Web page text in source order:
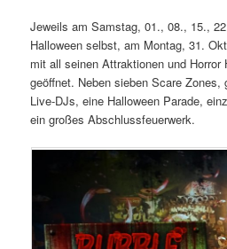
Jeweils am Samstag, 01., 08., 15.,
Halloween selbst, am Montag, 31.
mit all seinen Attraktionen und
geöffnet. Neben sieben Scare
Live-DJs, eine Halloween Parade,
ein großes Abschlussfeuerwerk.